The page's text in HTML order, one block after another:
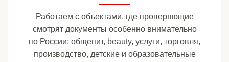
Работаем с объектами, где проверяющие
смотрят документы особенно внимательно
по России: общепит, beauty, услуги, торговля,
производство, детские и образовательные